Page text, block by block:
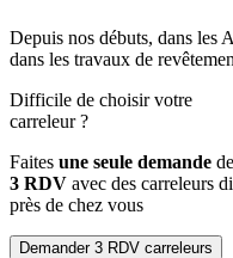
Depuis nos débuts, dans les
dans les travaux de
Difficile de choisir votre
carreleur?
Faites une seule demande
3 RDV avec des carreleurs
près de chez vous
Demander 3 RDV carreleurs